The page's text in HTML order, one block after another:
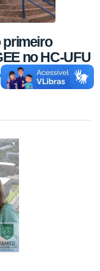
primeiro
no HC-UFU
de Janeiro